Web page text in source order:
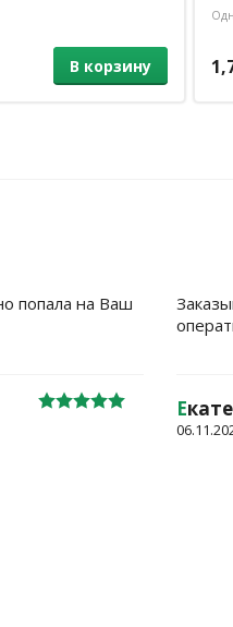
В корзину
попала на Ваш
Е